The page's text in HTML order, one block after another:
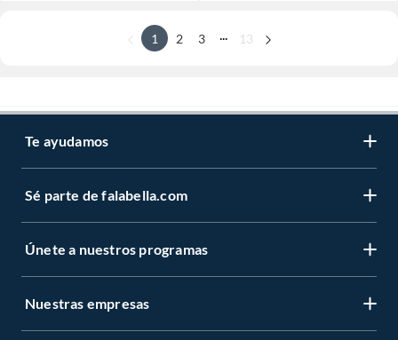
1 2 3 13
Te ayudamos
Sé parte de falabella.com
Únete a nuestros programas
Nuestras empresas